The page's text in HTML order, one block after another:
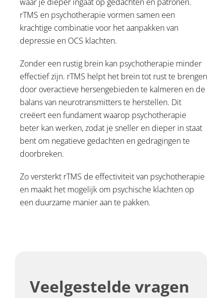
rTMS en psychotherapie vormen samen een
krachtige combinatie voor het aanpakken van
depressie en OCS klachten.
Zonder een rustig brein kan psychotherapie minder
effectief zijn. rTMS helpt het brein tot rust te brengen
door overactieve hersengebieden te kalmeren en de
balans van neurotransmitters te herstellen. Dit
creëert een fundament waarop psychotherapie
beter kan werken, zodat je sneller en dieper in staat
bent om negatieve gedachten en gedragingen te
doorbreken.
Zo versterkt rTMS de effectiviteit van psychotherapie
en maakt het mogelijk om psychische klachten op
een duurzame manier aan te pakken.
Veelgestelde vragen